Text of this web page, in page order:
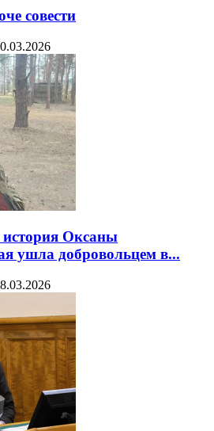
совести
Оксаны
ушла добровольцем в...